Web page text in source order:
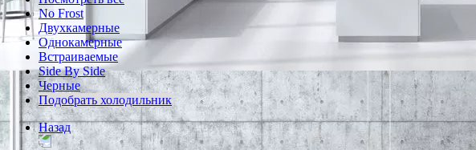
No Frost
Двухкамерные
Однокамерные
Встраиваемые
Side By Side
Черные
Подобрать холодильник
Назад